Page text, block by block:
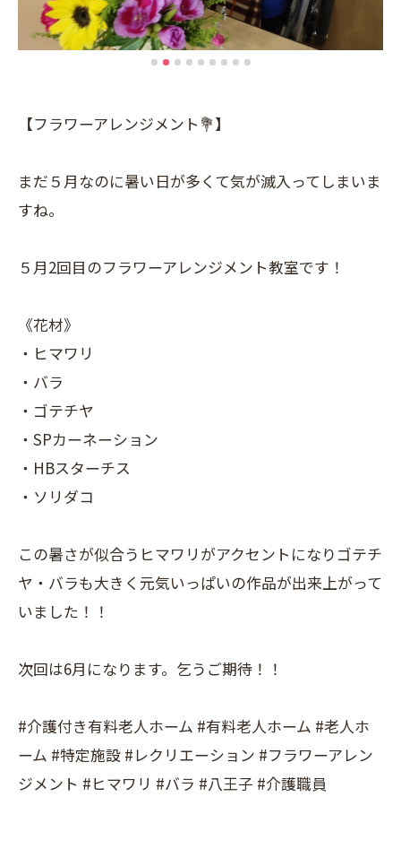
【フラワーアレンジメント💐】
まだ５月なのに暑い日が多くて気が滅入ってしまいま
すね。
５月2回目のフラワーアレンジメント教室です！
《花材》
・ヒマワリ
・バラ
・ゴテチヤ
・SPカーネーション
・HBスターチス
・ソリダコ
この暑さが似合うヒマワリがアクセントになりゴテチ
ヤ・バラも大きく元気いっぱいの作品が出来上がって
いました！！
次回は6月になります。乞うご期待！！
#介護付き有料老人ホーム #有料老人ホーム #老人ホ
ーム #特定施設 #レクリエーション #フラワーアレン
ジメント #ヒマワリ #バラ #八王子 #介護職員